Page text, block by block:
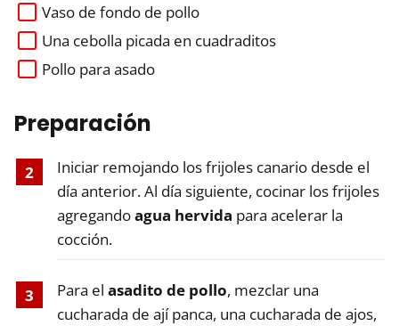
Vaso de fondo de pollo
Una cebolla picada en cuadraditos
Pollo para asado
Preparación
Iniciar remojando los frijoles canario desde el
día anterior. Al día siguiente, cocinar los frijoles
agregandoagua hervida para acelerar la
cocción.
Para el asadito de pollo, mezclar una
cucharada de ají panca, una cucharada de ajos,